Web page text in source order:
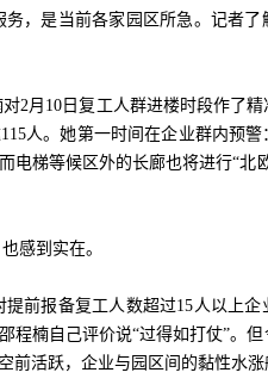
，是当前各家园区所急。记者了
2月10日复工人群进楼时段作了
人。她第一时间在企业群内预
电梯等候区外的长廊也将进行“北
感到实在。
前报备复工人数超过15人以上
楠自己评价说“过得如打仗”。但
前活跃，企业与园区间的黏性水涨